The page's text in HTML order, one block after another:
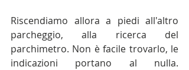
Riscendiamo allora a piedi all'altro
parcheggio, alla ricerca del
parchimetro. Non è facile trovarlo, le